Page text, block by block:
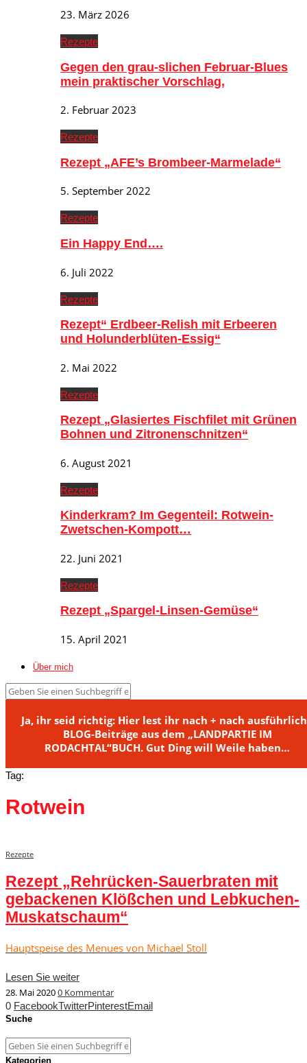
23. März 2026
Rezepte
Gegen den grau-slichen Februar-Blues
mein praktischer Vorschlag,
2. Februar 2023
Rezepte
Rezept „AFE’s Brombeer-Marmelade“
5. September 2022
Rezepte
Ein Happy End….
6. Juli 2022
Rezepte
Rezept“ Erdbeer-Relish mit Erbeeren
und Holunderblüten-Essig“
2. Mai 2022
Rezepte
Rezept „Glasiertes Fischfilet mit Grünen
Bohnen und Zitronenschnitzen“
6. August 2021
Rezepte
Kinderkram? Im Gegenteil: Rotwein-
Zwetschen-Kompott…
22. Juni 2021
Rezepte
Rezept „Spargel-Linsen-Gemüse“
15. April 2021
Über mich
Ja, ihr seid richtig: Hier lest ihr nach + nach
BLOG-Beiträge aus dem „LANDPARTIE IM
RODACHTAL“BUCH. Gut Ding will Weile haben…
Tag:
Rotwein
Rezepte
Rezept „Rehrücken-Sauerbraten mit
gebackenen Klößchen und Lebkuchen-
Muskatschaum“
Hauptspeise des Menues von Michael Stoll
Lesen Sie weiter
28. Mai 20200 Kommentar
0 FacebookTwitterPinterestEmail
Suche
Kategorien